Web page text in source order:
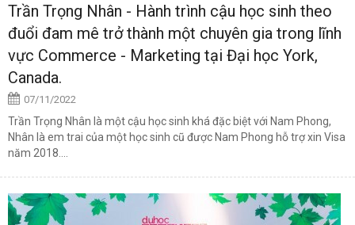
Trần Trọng Nhân - Hành trình cậu học sinh theo
đuổi đam mê trở thành một chuyên gia trong lĩnh
vực Commerce - Marketing tại Đại học York,
Canada.
07/11/2022
Trần Trọng Nhân là một cậu học sinh khá đặc biệt với Nam Phong,
Nhân là em trai của một học sinh cũ được Nam Phong hỗ trợ xin Visa
năm 2018....